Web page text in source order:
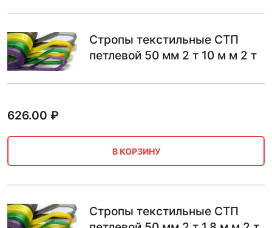
Стропы текстильные СТП
петлевой 50 мм 2 т 10 м м 2 т
626.00 ₽
В КОРЗИНУ
Стропы текстильные СТП